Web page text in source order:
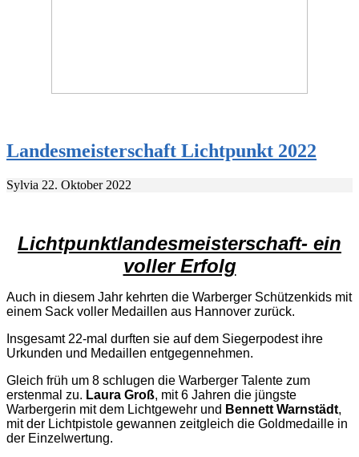
Landesmeisterschaft Lichtpunkt 2022
Sylvia 22. Oktober 2022
Lichtpunktlandesmeisterschaft- ein
voller Erfolg
Auch in diesem Jahr kehrten die Warberger Schützenkids mit
einem Sack voller Medaillen aus Hannover zurück.
Insgesamt 22-mal durften sie auf dem Siegerpodest ihre
Urkunden und Medaillen entgegennehmen.
Gleich früh um 8 schlugen die Warberger Talente zum
erstenmal zu. Laura Groß, mit 6 Jahren die jüngste
Warbergerin mit dem Lichtgewehr und Bennett Warnstädt,
mit der Lichtpistole gewannen zeitgleich die Goldmedaille in
der Einzelwertung.